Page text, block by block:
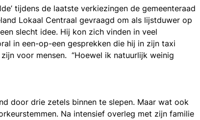
tijdens de laatste verkiezingen de gemeenteraad
Lokaal Centraal gevraagd om als lijstduwer op
slecht idee. Hij kon zich vinden in veel
in een-op-een gesprekken die hij in zijn taxi
voor mensen. “Hoewel ik natuurlijk weinig
door drie zetels binnen te slepen. Maar wat ook
Na intensief overleg met zijn familie